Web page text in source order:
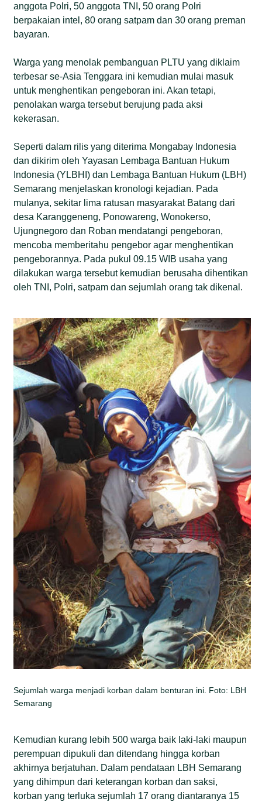
anggota Polri, 50 anggota TNI, 50 orang Polri
berpakaian intel, 80 orang satpam dan 30 orang preman
bayaran.
Warga yang menolak pembanguan PLTU yang diklaim
terbesar se-Asia Tenggara ini kemudian mulai masuk
untuk menghentikan pengeboran ini. Akan tetapi,
penolakan warga tersebut berujung pada aksi
kekerasan.
Seperti dalam rilis yang diterima Mongabay Indonesia
dan dikirim oleh Yayasan Lembaga Bantuan Hukum
Indonesia (YLBHI) dan Lembaga Bantuan Hukum (LBH)
Semarang menjelaskan kronologi kejadian. Pada
mulanya, sekitar lima ratusan masyarakat Batang dari
desa Karanggeneng, Ponowareng, Wonokerso,
Ujungnegoro dan Roban mendatangi pengeboran,
mencoba memberitahu pengebor agar menghentikan
pengeborannya. Pada pukul 09.15 WIB usaha yang
dilakukan warga tersebut kemudian berusaha dihentikan
oleh TNI, Polri, satpam dan sejumlah orang tak dikenal.
Sejumlah warga menjadi korban dalam benturan ini. Foto: LBH
Semarang
Kemudian kurang lebih 500 warga baik laki-laki maupun
perempuan dipukuli dan ditendang hingga korban
akhirnya berjatuhan. Dalam pendataan LBH Semarang
yang dihimpun dari keterangan korban dan saksi,
korban yang terluka sejumlah 17 orang diantaranya 15